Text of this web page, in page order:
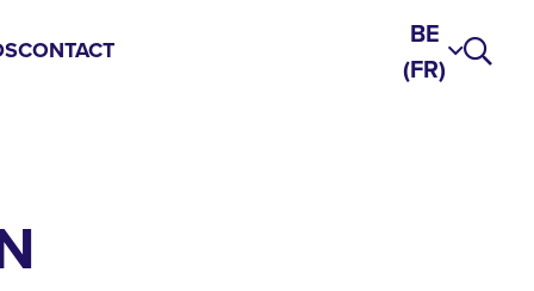
CONTACT
BE
(FR)